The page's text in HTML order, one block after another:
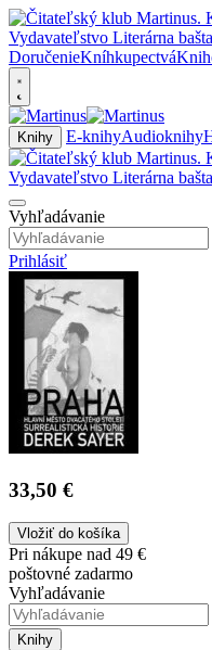
DoručenieKníhkupectvá
Knihy E-knihyAudioknihy
Vyhľadávanie
Prihlásiť
33,50 €
Vložiť do košíka
Pri nákupe nad 49 €
poštovné zadarmo
Vyhľadávanie
Knihy